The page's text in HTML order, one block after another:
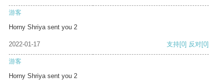
游客
Horny Shriya sent you 2
2022-01-17 支持[0] 反对[0]
游客
Horny Shriya sent you 2